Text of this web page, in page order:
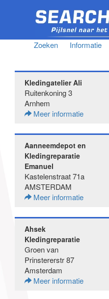
Zoeken Informatie
Kledingatelier Ali
Ruitenkoning 3
Arnhem
Meer informatie
Aanneemdepot en
Kledingreparatie
Emanuel
Kastelenstraat 71a
AMSTERDAM
Meer informatie
Ahsek
Kledingreparatie
Groen van
Prinstererstr 87
Amsterdam
Meer informatie